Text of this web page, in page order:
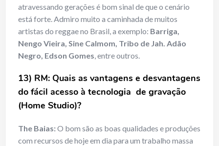
atravessando gerações é bom sinal de que o cenário
está forte. Admiro muito a caminhada de muitos
artistas do reggae no Brasil, a exemplo: Barriga,
Nengo Vieira, Sine Calmom, Tribo de Jah. Adão
Negro, Edson Gomes, entre outros.
13) RM: Quais as vantagens e desvantagens
do fácil acesso à tecnologia de gravação
(Home Studio)?
The Baias:O bom são as boas qualidades e produções
com recursos de hoje em dia para um trabalho massa